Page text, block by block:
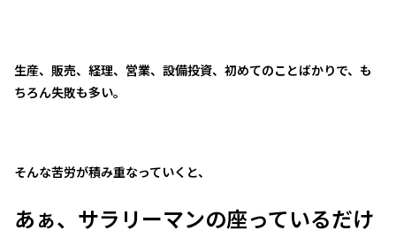
生産、販売、経理、営業、設備投資、初めてのことばかりで、も
ちろん失敗も多い。
そんな苦労が積み重なっていくと、
あぁ、サラリーマンの座っているだけ